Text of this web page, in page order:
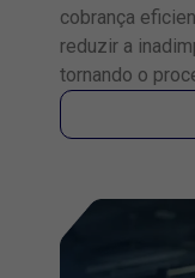
cobrança
reduzir a
tornando o